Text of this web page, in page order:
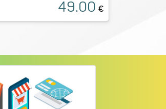
49.00 €